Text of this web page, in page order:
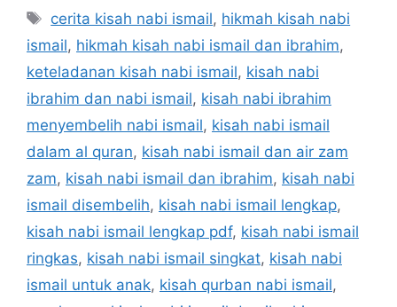
Tags
cerita kisah nabi ismail, hikmah kisah nabi
ismail, hikmah kisah nabi ismail dan ibrahim,
keteladanan kisah nabi ismail, kisah nabi
ibrahim dan nabi ismail, kisah nabi ibrahim
menyembelih nabi ismail, kisah nabi ismail
dalam al quran, kisah nabi ismail dan air zam
zam, kisah nabi ismail dan ibrahim, kisah nabi
ismail disembelih, kisah nabi ismail lengkap,
kisah nabi ismail lengkap pdf, kisah nabi ismail
ringkas, kisah nabi ismail singkat, kisah nabi
ismail untuk anak, kisah qurban nabi ismail,